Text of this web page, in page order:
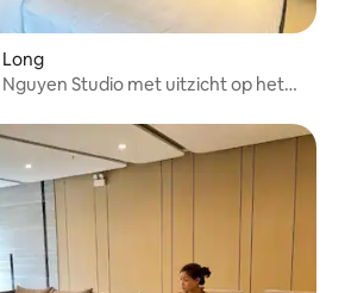
Studio met uitzicht op het